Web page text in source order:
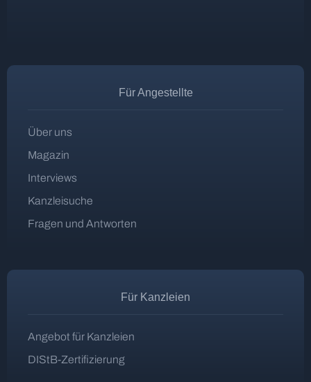
Für Angestellte
Über uns
Magazin
Interviews
Kanzleisuche
Fragen und Antworten
Für Kanzleien
Angebot für Kanzleien
DIStB-Zertifizierung